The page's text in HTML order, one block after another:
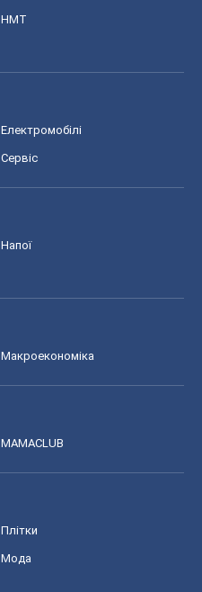
НМТ
Електромобілі
Сервіс
Напої
Макроекономіка
MAMACLUB
Плітки
Мода